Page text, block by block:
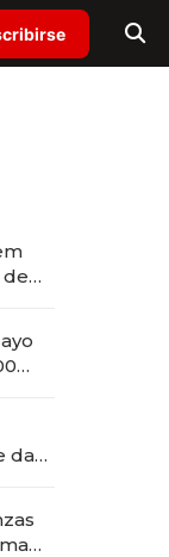
da